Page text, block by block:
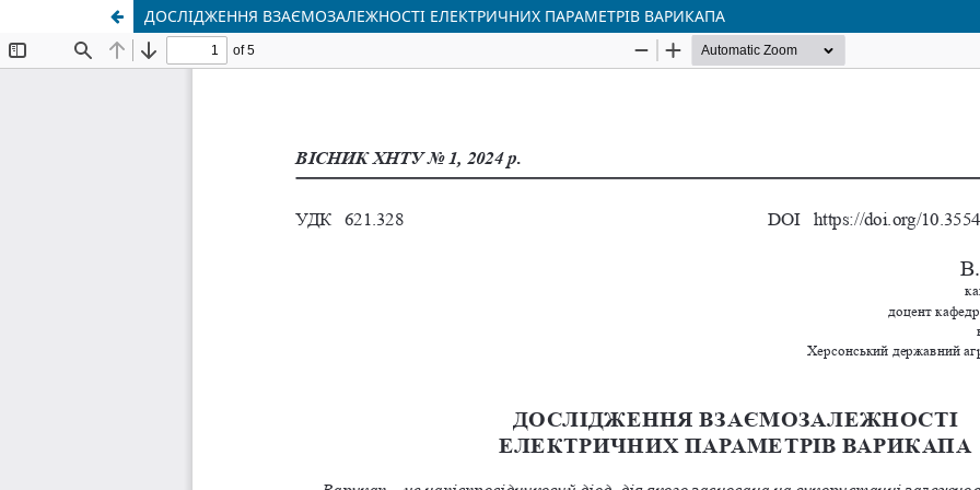
ДОСЛІДЖЕННЯ ВЗАЄМОЗАЛЕЖНОСТІ ЕЛЕКТРИЧНИХ ПАРАМЕТРІВ ВАРИКАПА